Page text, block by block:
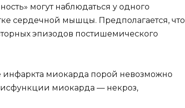
могут наблюдаться у одного
сердечной мышцы. Предполагается, что
эпизодов постишемического
инфаркта миокарда порой невозможно
миокарда — некроз,